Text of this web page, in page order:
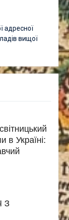
адресної
вищої
в Україні:
З